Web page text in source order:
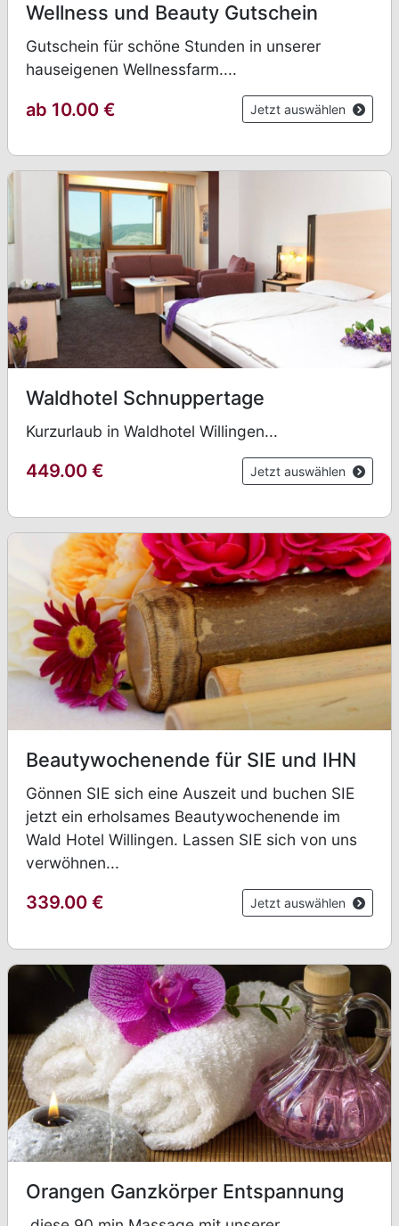
Wellness und Beauty Gutschein
Gutschein für schöne Stunden in unserer
hauseigenen Wellnessfarm....
ab 10.00 € Jetzt auswählen
Waldhotel Schnuppertage
Kurzurlaub in Waldhotel Willingen...
449.00 € Jetzt auswählen
Beautywochenende für SIE und IHN
Gönnen SIE sich eine Auszeit und buchen SIE
jetzt ein erholsames Beautywochenende im
Wald Hotel Willingen. Lassen SIE sich von uns
verwöhnen...
339.00 € Jetzt auswählen
Orangen Ganzkörper Entspannung